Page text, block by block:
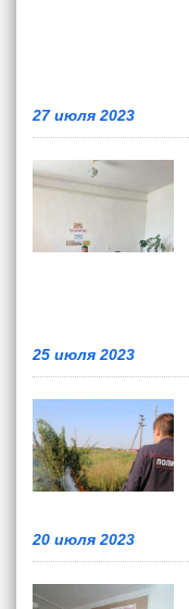
27 июля 2023
25 июля 2023
20 июля 2023